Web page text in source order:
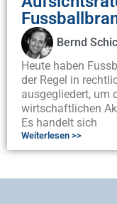
Bernd
Heute haben
der Regel in
ausgegliedert, um
wirtschaftlichen
Es handelt sich
Weiterlesen >>